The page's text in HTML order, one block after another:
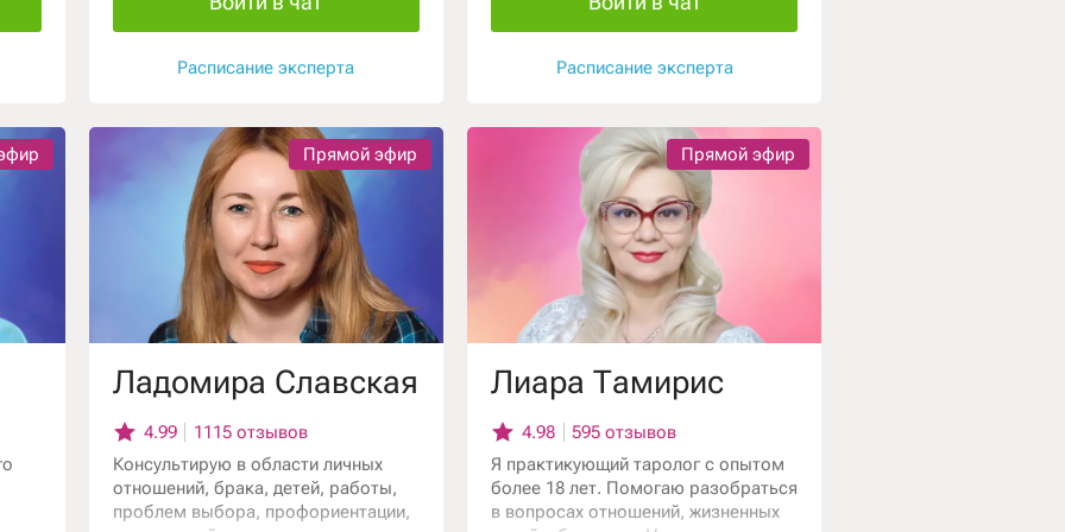
и
Расписание эксперта Расписание эксперта
Прямой эфир
Ладомира Славская
4.99
1115 отзывов
Консультирую в области личных
отношений, брака, детей, работы,
проблем выбора, профориентации,
Прямой эфир
Лиара Тамирис
4.98
595 отзывов
Я практикующий таролог с опытом
более 18 лет. Помогаю разобраться
в вопросах отношений, жизненных